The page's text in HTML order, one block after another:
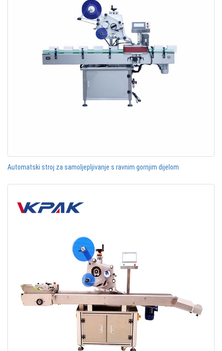
Automatski stroj za samoljepljivanje s ravnim gornjim dijelom